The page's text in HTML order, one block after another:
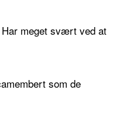
meget svært ved at
som de